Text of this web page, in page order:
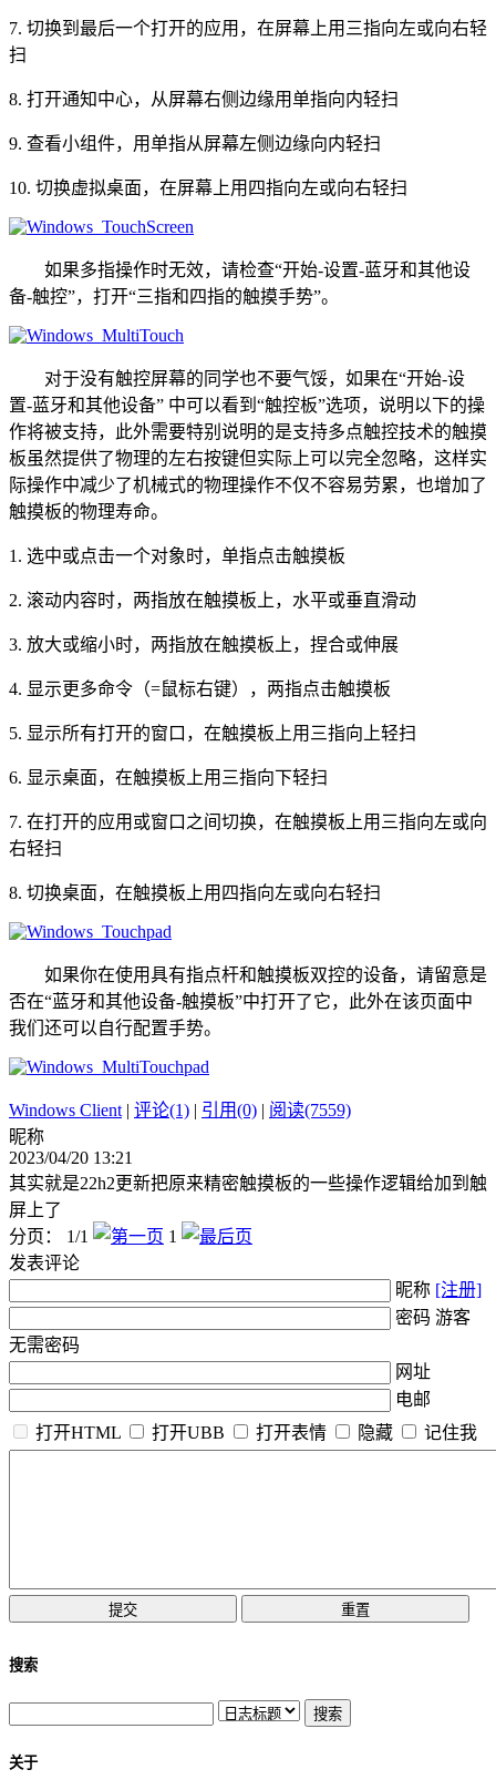
7. 切换到最后一个打开的应用，在屏幕上用三指向左或向右轻
扫
8. 打开通知中心，从屏幕右侧边缘用单指向内轻扫
9. 查看小组件，用单指从屏幕左侧边缘向内轻扫
10. 切换虚拟桌面，在屏幕上用四指向左或向右轻扫
如果多指操作时无效，请检查“开始-设置-蓝牙和其他设
备-触控”，打开“三指和四指的触摸手势”。
对于没有触控屏幕的同学也不要气馁，如果在“开始-设
置-蓝牙和其他设备” 中可以看到“触控板”选项，说明以下的操
作将被支持，此外需要特别说明的是支持多点触控技术的触摸
板虽然提供了物理的左右按键但实际上可以完全忽略，这样实
际操作中减少了机械式的物理操作不仅不容易劳累，也增加了
触摸板的物理寿命。
1. 选中或点击一个对象时，单指点击触摸板
2. 滚动内容时，两指放在触摸板上，水平或垂直滑动
3. 放大或缩小时，两指放在触摸板上，捏合或伸展
4. 显示更多命令（=鼠标右键），两指点击触摸板
5. 显示所有打开的窗口，在触摸板上用三指向上轻扫
6. 显示桌面，在触摸板上用三指向下轻扫
7. 在打开的应用或窗口之间切换，在触摸板上用三指向左或向
右轻扫
8. 切换桌面，在触摸板上用四指向左或向右轻扫
如果你在使用具有指点杆和触摸板双控的设备，请留意是
否在“蓝牙和其他设备-触摸板”中打开了它，此外在该页面中
我们还可以自行配置手势。
Windows Client| 评论(1) | 引用(0) | 阅读(7559)
昵称
2023/04/20 13:21
其实就是22h2更新把原来精密触摸板的一些操作逻辑给加到触
屏上了
分页： 1/1
1
发表评论
昵称 [注册]
密码 游客
无需密码
网址
电邮
打开HTML
打开UBB 打开表情 隐藏 记住我
搜索
关于